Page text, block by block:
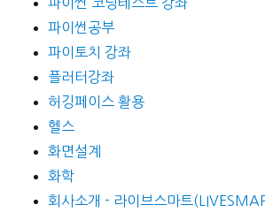
파이썬공부
파이토치 강좌
플러터강좌
허깅페이스 활용
헬스
화면설계
화학
회사소개 - 라이브스마트